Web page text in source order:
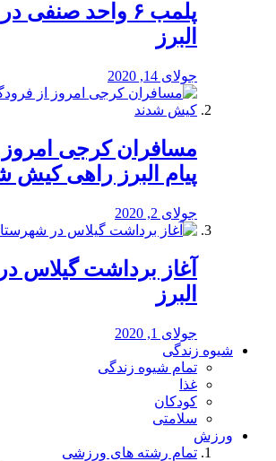
پلمب ۶ واحد
البرز
جولای 14, 2020
مسافران کرجی امروز
پیام البرز راهی کیش
جولای 2, 2020
آغاز برداشت گیلاس
البرز
جولای 1, 2020
شیوه زندگی
تمام شیوه زندگی
غذا
کودکان
سلامتی
ورزش
تمام رشته های ورزشی